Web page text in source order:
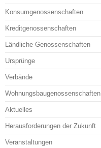
Konsumgenossenschaften
Kreditgenossenschaften
Ländliche Genossenschaften
Ursprünge
Verbände
Wohnungsbaugenossenschaften
Aktuelles
Herausforderungen der Zukunft
Veranstaltungen